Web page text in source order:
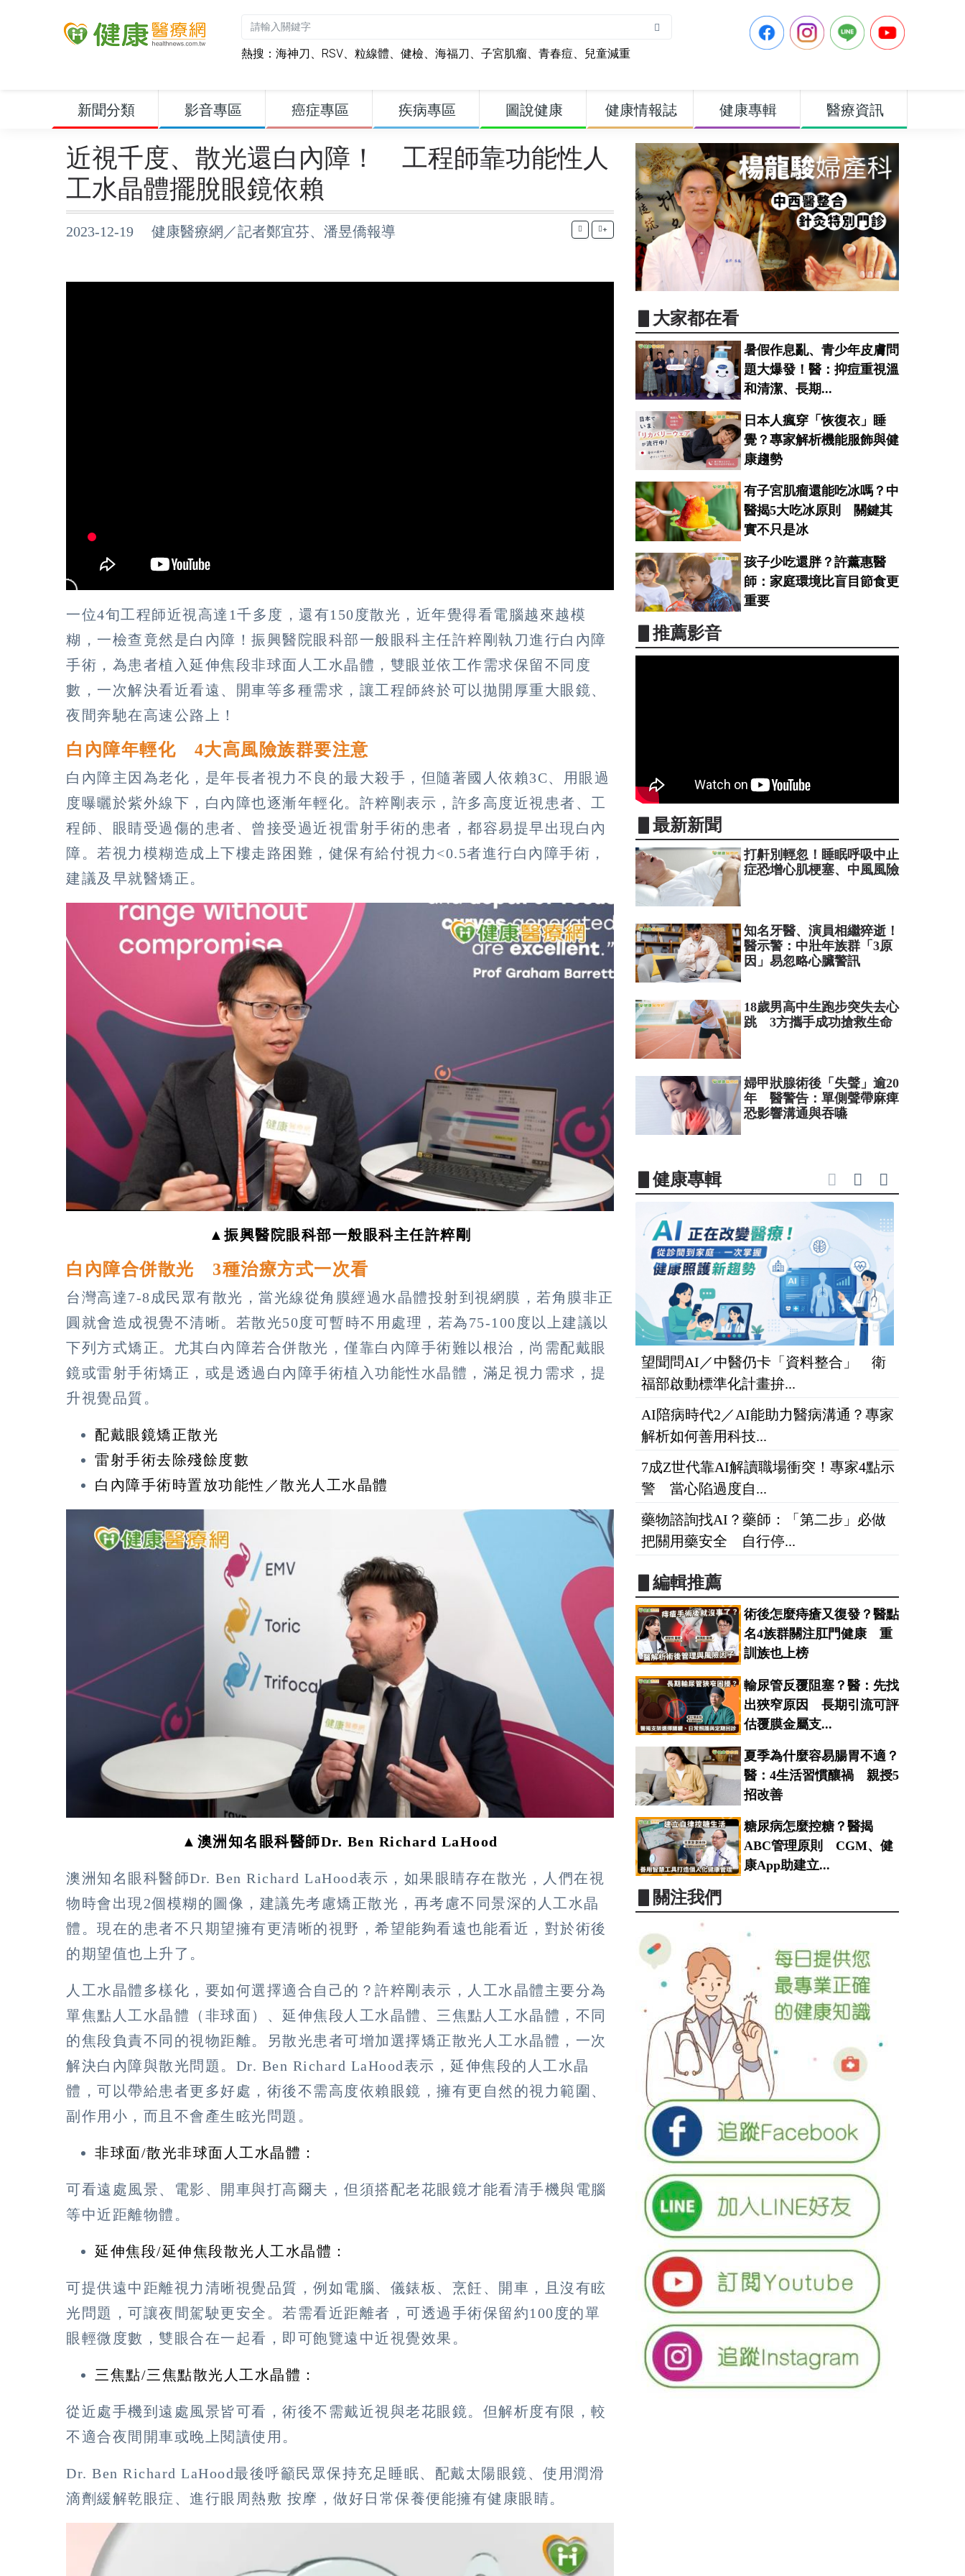
熱搜： 海神刀 、 RSV、 粒線體、 健檢、 海福刀 、 子宮肌瘤、 青春痘、 兒童減重
新聞分類 影音專區 癌症專區 疾病專區 圖說健康 健康情報誌 健康專輯 醫療資訊
近視千度、散光還白內障！ 工程師靠功能性人
工水晶體擺脫眼鏡依賴
2023-12-19 健康醫療網／記者鄭宜芬、潘昱僑報導 +
一位4旬工程師近視高達1千多度，還有150度散光，近年覺得看電腦越來越模
糊，一檢查竟然是白內障！振興醫院眼科部一般眼科主任許粹剛執刀進行白內障
手術，為患者植入延伸焦段非球面人工水晶體，雙眼並依工作需求保留不同度
數，一次解決看近看遠、開車等多種需求，讓工程師終於可以拋開厚重大眼鏡、
夜間奔馳在高速公路上！
白內障年輕化 4大高風險族群要注意
白內障主因為老化，是年長者視力不良的最大殺手，但隨著國人依賴3C、用眼過
度曝曬於紫外線下，白內障也逐漸年輕化。許粹剛表示，許多高度近視患者、工
程師、眼睛受過傷的患者、曾接受過近視雷射手術的患者，都容易提早出現白內
障。若視力模糊造成上下樓走路困難，健保有給付視力<0.5者進行白內障手術，
建議及早就醫矯正。
▲振興醫院眼科部一般眼科主任許粹剛
白內障合併散光 3種治療方式一次看
台灣高達7-8成民眾有散光，當光線從角膜經過水晶體投射到視網膜，若角膜非正
圓就會造成視覺不清晰。若散光50度可暫時不用處理，若為75-100度以上建議以
下列方式矯正。尤其白內障若合併散光，僅靠白內障手術難以根治，尚需配戴眼
鏡或雷射手術矯正，或是透過白內障手術植入功能性水晶體，滿足視力需求，提
升視覺品質。
配戴眼鏡矯正散光
雷射手術去除殘餘度數
白內障手術時置放功能性／散光人工水晶體
▲澳洲知名眼科醫師Dr. Ben Richard LaHood
澳洲知名眼科醫師Dr. Ben Richard LaHood表示，如果眼睛存在散光，人們在視
物時會出現2個模糊的圖像，建議先考慮矯正散光，再考慮不同景深的人工水晶
體。現在的患者不只期望擁有更清晰的視野，希望能夠看遠也能看近，對於術後
的期望值也上升了。
人工水晶體多樣化，要如何選擇適合自己的？許粹剛表示，人工水晶體主要分為
單焦點人工水晶體（非球面）、延伸焦段人工水晶體、三焦點人工水晶體，不同
的焦段負責不同的視物距離。另散光患者可增加選擇矯正散光人工水晶體，一次
解決白內障與散光問題。Dr. Ben Richard LaHood表示，延伸焦段的人工水晶
體，可以帶給患者更多好處，術後不需高度依賴眼鏡，擁有更自然的視力範圍、
副作用小，而且不會產生眩光問題。
非球面/散光非球面人工水晶體：
可看遠處風景、電影、開車與打高爾夫，但須搭配老花眼鏡才能看清手機與電腦
等中近距離物體。
延伸焦段/延伸焦段散光人工水晶體：
可提供遠中距離視力清晰視覺品質，例如電腦、儀錶板、烹飪、開車，且沒有眩
光問題，可讓夜間駕駛更安全。若需看近距離者，可透過手術保留約100度的單
眼輕微度數，雙眼合在一起看，即可飽覽遠中近視覺效果。
三焦點/三焦點散光人工水晶體：
從近處手機到遠處風景皆可看，術後不需戴近視與老花眼鏡。但解析度有限，較
不適合夜間開車或晚上閱讀使用。
Dr. Ben Richard LaHood最後呼籲民眾保持充足睡眠、配戴太陽眼鏡、使用潤滑
滴劑緩解乾眼症、進行眼周熱敷 按摩，做好日常保養便能擁有健康眼睛。
▋大家都在看
暑假作息亂、青少年皮膚問
題大爆發！醫：抑痘重視溫
和清潔、長期...
日本人瘋穿「恢復衣」睡
覺？專家解析機能服飾與健
康趨勢
有子宮肌瘤還能吃冰嗎？中
醫揭5大吃冰原則 關鍵其
實不只是冰
孩子少吃還胖？許薰惠醫
師：家庭環境比盲目節食更
重要
▋推薦影音
▋最新新聞
打鼾別輕忽！睡眠呼吸中止
症恐增心肌梗塞、中風風險
知名牙醫、演員相繼猝逝！
醫示警：中壯年族群「3原
因」易忽略心臟警訊
18歲男高中生跑步突失去心
跳 3方攜手成功搶救生命
婦甲狀腺術後「失聲」逾20
年 醫警告：單側聲帶麻痺
恐影響溝通與吞嚥
▋健康專輯
望聞問AI／中醫仍卡「資料整合」 衛
福部啟動標準化計畫拚...
AI陪病時代2／AI能助力醫病溝通？專家
解析如何善用科技...
7成Z世代靠AI解讀職場衝突！專家4點示
警 當心陷過度自...
藥物諮詢找AI？藥師：「第二步」必做
把關用藥安全 自行停...
▋編輯推薦
術後怎麼痔瘡又復發？醫點
名4族群關注肛門健康 重
訓族也上榜
輸尿管反覆阻塞？醫：先找
出狹窄原因 長期引流可評
估覆膜金屬支...
夏季為什麼容易腸胃不適？
醫：4生活習慣釀禍 親授5
招改善
糖尿病怎麼控糖？醫揭
ABC管理原則 CGM、健
康App助建立...
▋關注我們